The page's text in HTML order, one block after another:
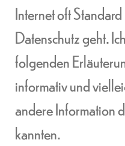
Internet oft
Datenschutz geht.
folgenden
informativ und
andere Information
kannten.